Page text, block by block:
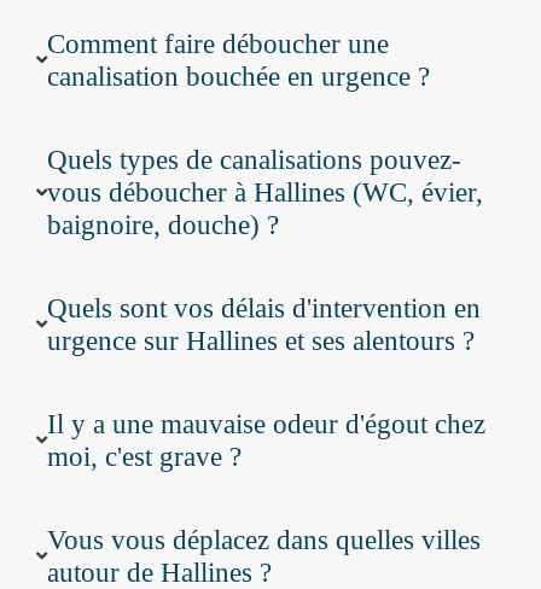
Comment faire déboucher une
canalisation bouchée en urgence ?
Quels types de canalisations pouvez-
vous déboucher à Hallines (WC, évier,
baignoire, douche) ?
Quels sont vos délais d'intervention en
urgence sur Hallines et ses alentours ?
Il y a une mauvaise odeur d'égout chez
moi, c'est grave ?
Vous vous déplacez dans quelles villes
autour de Hallines ?